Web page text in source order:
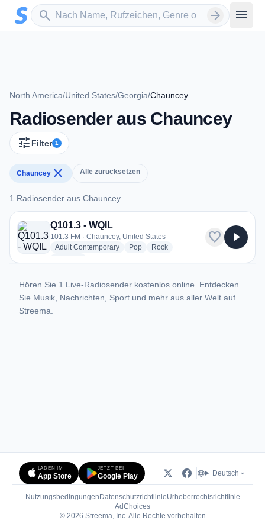
Zum Hauptinhalt springen
search
Sender suchen arrow_forward menu
North America/United States/Georgia/Chauncey
Radiosender aus Chauncey
tune Filter 1
Chauncey close Alle zurücksetzen
1 Radiosender aus Chauncey
1 Radiosender aus Chauncey
Q101.3 - WQIL
101.3 FM · Chauncey, United States
Adult Contemporaryradio stations
Popradio stations
Rockradio stations
favorite play_arrow
Hören Sie 1 Live-Radiosender kostenlos online. Entdecken
Sie Musik, Nachrichten, Sport und mehr aus aller Welt auf
Streema.
LADEN IM
App Store
JETZT BEI
Google Play Deutsch
Nutzungsbedingungen DatenschutzrichtlinieUrheberrechtsrichtlinie
AdChoices(öffnet in neuem Tab)
© 2026 Streema, Inc. Alle Rechte vorbehalten